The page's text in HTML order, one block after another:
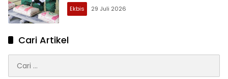
Ekbis 29 Juli 2026
Cari Artikel
untuk: